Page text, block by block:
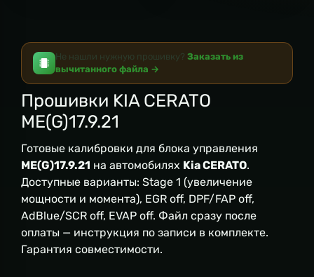
Не нашли нужную прошивку? Заказать из
вычитанного файла →
Прошивки KIA CERATO
ME(G)17.9.21
Готовые калибровки для блока управления
ME(G)17.9.21 на автомобилях Kia CERATO.
Доступные варианты: Stage 1 (увеличение
мощности и момента), EGR off, DPF/FAP off,
AdBlue/SCR off, EVAP off. Файл сразу после
оплаты — инструкция по записи в комплекте.
Гарантия совместимости.